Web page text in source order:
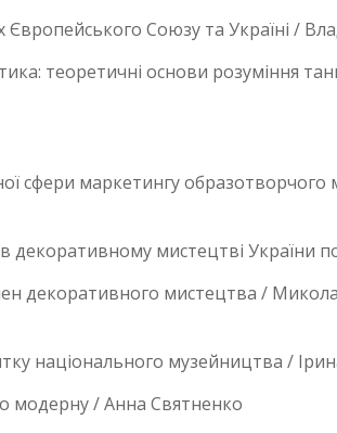
Європейського Союзу та Україні /
теоретичні основи розуміння
сфери маркетингу
декоративному мистецтві України
декоративного мистецтва /
національного музейництва /
модерну / Анна Святненко